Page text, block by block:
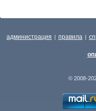
администрация | правила |
© 2008-